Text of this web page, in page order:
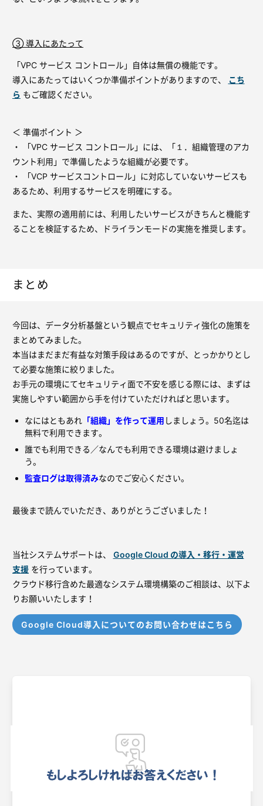
③ 導入にあたって
「VPC サービス コントロール」自体は無償の機能です。
導入にあたってはいくつか準備ポイントがありますので、
こち
ら もご確認ください。
＜ 準備ポイント ＞
・ 「VPC サービス コントロール」には、「１．組織管理のアカ
ウント利用」で準備したような組織が必要です。
・ 「VCP サービスコントロール」に対応していないサービスも
あるため、利用するサービスを明確にする。
また、実際の適用前には、利用したいサービスがきちんと機能す
ることを検証するため、ドライランモードの実施を推奨します。
まとめ
今回は、データ分析基盤という観点でセキュリティ強化の施策を
まとめてみました。
本当はまだまだ有益な対策手段はあるのですが、とっかかりとし
て必要な施策に絞りました。
お手元の環境にてセキュリティ面で不安を感じる際には、まずは
実施しやすい範囲から手を付けていただければと思います。
なにはともあれ 「組織」を作って運用 しましょう。50名迄は
無料で利用できます。
誰でも利用できる／なんでも利用できる環境は避けましょ
う。
監査ログは取得済みなのでご安心ください。
最後まで読んでいただき、ありがとうございました！
当社システムサポートは、
Google Cloud の導入・移行・運営
支援 を行っています。
クラウド移行含めた最適なシステム環境構築のご相談は、以下よ
りお願いいたします！
Google Cloud導入についてのお問い合わせはこちら